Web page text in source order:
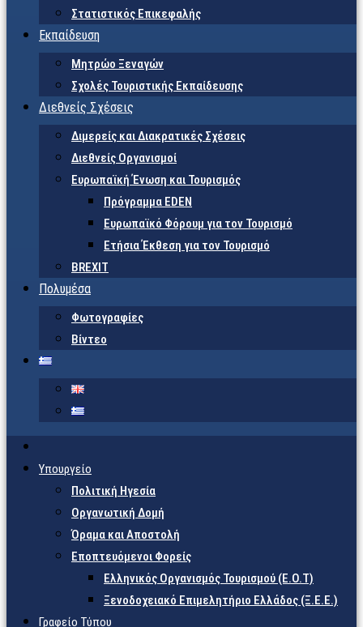
Στατιστικός Επικεφαλής
Εκπαίδευση
Μητρώο Ξεναγών
Σχολές Τουριστικής Εκπαίδευσης
Διεθνείς Σχέσεις
Διμερείς και Διακρατικές Σχέσεις
Διεθνείς Οργανισμοί
Ευρωπαϊκή Ένωση και Τουρισμός
Πρόγραμμα EDEN
Ευρωπαϊκό Φόρουμ για τον Τουρισμό
Ετήσια Έκθεση για τον Τουρισμό
BREXIT
Πολυμέσα
Φωτογραφίες
Βίντεο
Υπουργείο
Πολιτική Ηγεσία
Οργανωτική Δομή
Όραμα και Αποστολή
Εποπτευόμενοι Φορείς
Eλληνικός Οργανισμός Τουρισμού (Ε.Ο.Τ)
Ξενοδοχειακό Επιμελητήριο Ελλάδος (Ξ.Ε.Ε.)
Γραφείο Τύπου